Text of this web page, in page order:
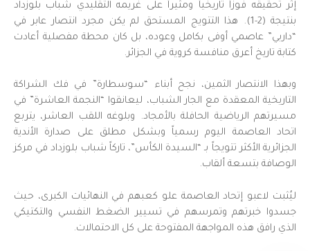
إثر تحقيقه فوزاً تاريخياً ومثيراً على غريمه التقليدي شباب بلوزداد
بنتيجة (2-1). هذا التتويج المستحق لم يكن مجرد انتصار عابر في
“داربي” عاصمي أوفى بكامل وعوده، بل كان محطة مفصلية أعادت
كتابة تاريخ أعرق منافسة كروية في الجزائر.
وبهذا الانتصار الثمين، نجح أبناء “سوسطارة” في فك الشراكة
التاريخية المعقدة مع الجار الشباب، ليعانقوا “النجمة العاشرة” في
مسيرتهم الرياضية الحافلة بالأمجاد. وبلوغه اللقب العاشر، يتربع
اتحاد العاصمة اليوم رسمياً وبشكل مطلق على صدارة الأندية
الجزائرية الأكثر تتويجاً بـ “السيدة الكأس”، تاركاً شباب بلوزداد في مركز
الوصافة بتسعة ألقاب.
ليُثبت لاعبو إتحاد العاصمة علو كعبهم في النهائيات الكبرى، حيث
جسدوا خبرتهم وتمرسهم في تسيير الضغط النفسي والتكتيكي
الذي رافق هذه المواجهة المفتوحة على كل الاحتمالات.